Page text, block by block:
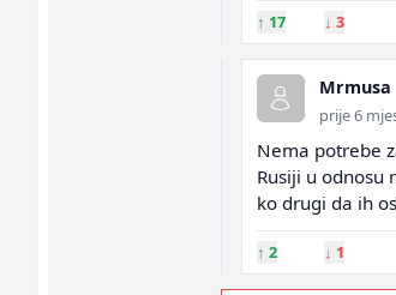
↑ 17 ↓ 3
Mrmusa
prije 6
Nema potrebe
Rusiji u odnosu
ko drugi da ih
↑ 2 ↓ 1